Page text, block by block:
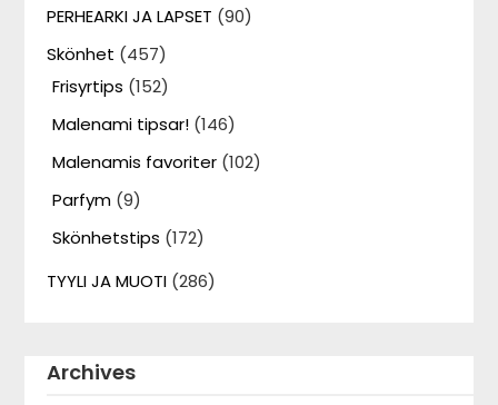
PERHEARKI JA LAPSET (90)
Skönhet (457)
Frisyrtips (152)
Malenami tipsar! (146)
Malenamis favoriter (102)
Parfym (9)
Skönhetstips (172)
TYYLI JA MUOTI (286)
Archives